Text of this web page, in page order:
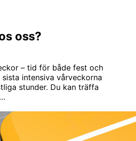
oss?
– tid för både fest och
intensiva vårveckorna
stunder. Du kan träffa